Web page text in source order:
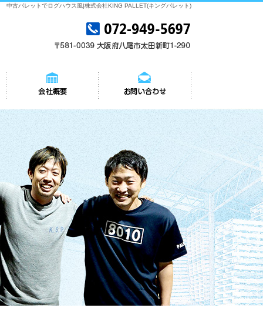
中古パレットでログハウス風|株式会社KING PALLET(キングパレット)